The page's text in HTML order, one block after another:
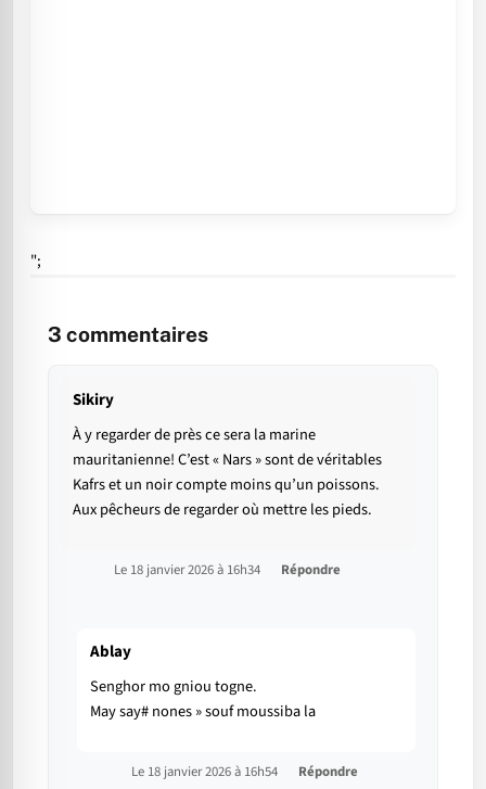
";
3 commentaires
Sikiry
À y regarder de près ce sera la marine
mauritanienne! C’est « Nars » sont de véritables
Kafrs et un noir compte moins qu’un poissons.
Aux pêcheurs de regarder où mettre les pieds.
Le 18 janvier 2026 à 16h34 Répondre
Ablay
Senghor mo gniou togne.
May say# nones » souf moussiba la
Le 18 janvier 2026 à 16h54 Répondre